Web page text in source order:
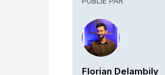
Florian Delambily